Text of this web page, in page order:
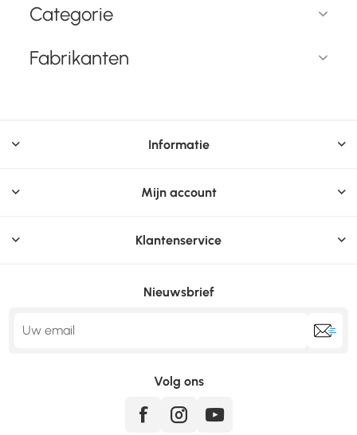
Categorie
Fabrikanten
Informatie
Mijn account
Klantenservice
Nieuwsbrief
Volg ons